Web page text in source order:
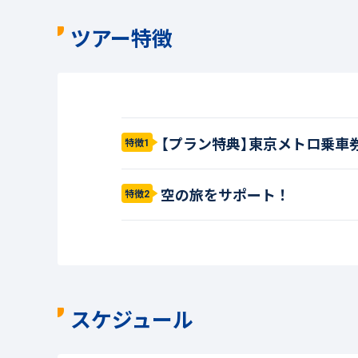
ツアー特徴
特徴1 【プラン特典】東京メトロ乗車
特徴2 空の旅をサポート！
スケジュール